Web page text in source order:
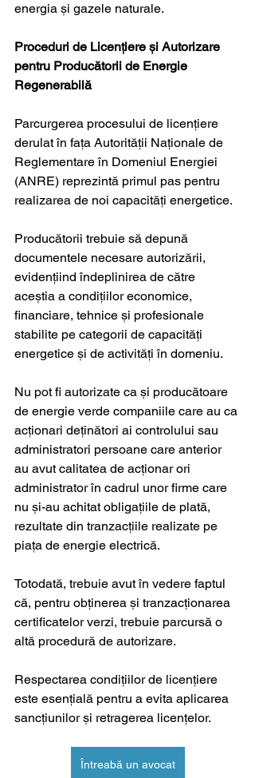
energia și gazele naturale.
Proceduri de Licențiere și Autorizare
pentru Producătorii de Energie
Regenerabilă
Parcurgerea procesului de licențiere
derulat în fața Autorității Naționale de
Reglementare în Domeniul Energiei
(ANRE) reprezintă primul pas pentru
realizarea de noi capacități energetice.
Producătorii trebuie să depună
documentele necesare autorizării,
evidențiind îndeplinirea de către
aceștia a condițiilor economice,
financiare, tehnice și profesionale
stabilite pe categorii de capacități
energetice și de activități în domeniu.
Nu pot fi autorizate ca și producătoare
de energie verde companiile care au ca
acționari deținători ai controlului sau
administratori persoane care anterior
au avut calitatea de acționar ori
administrator în cadrul unor firme care
nu și-au achitat obligațiile de plată,
rezultate din tranzacțiile realizate pe
piața de energie electrică.
Totodată, trebuie avut în vedere faptul
că, pentru obținerea și tranzacționarea
certificatelor verzi, trebuie parcursă o
altă procedură de autorizare.
Respectarea condițiilor de licențiere
este esențială pentru a evita aplicarea
sancțiunilor și retragerea licențelor.
Întreabă un avocat